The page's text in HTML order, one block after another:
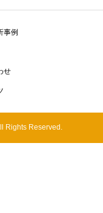
事例
せ
Rights Reserved.